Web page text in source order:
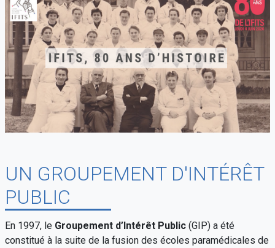
UN GROUPEMENT D'INTÉRÊT
PUBLIC
En 1997, le Groupement d’Intérêt Public (GIP) a été
constitué à la suite de la fusion des écoles paramédicales de